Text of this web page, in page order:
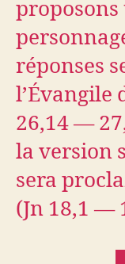
réponses
l’Évangile
26,14 —
la version
sera
(Jn 18,1 —